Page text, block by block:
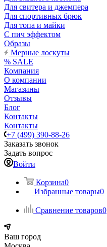
Для свитера и джемпера
Для спортивных брюк
Для топа и майки
С пич эффектом
Образы
Мерные лоскуты
% SALE
Компания
О компании
Магазины
Отзывы
Блог
Контакты
Контакты
+7 (499) 390-88-26
Заказать звонок
Задать вопрос
Войти
Корзина0
Избранные товары0
Сравнение товаров0
Ваш город